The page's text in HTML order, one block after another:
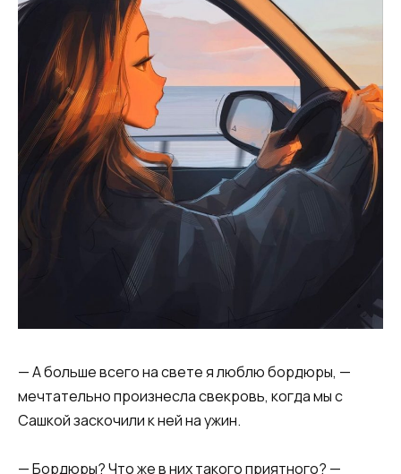
— А больше всего на свете я люблю бордюры, —
мечтательно произнесла свекровь, когда мы с
Сашкой заскочили к ней на ужин.
— Бордюры? Что же в них такого приятного? —